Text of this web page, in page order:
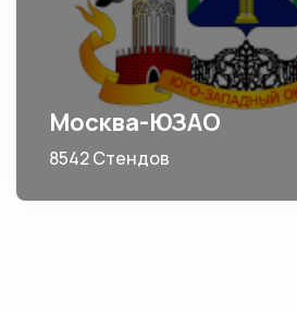
Москва-ЮЗАО
8542 Стендов